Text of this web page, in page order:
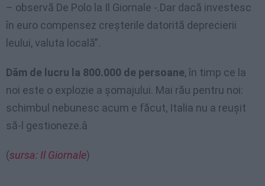
– observă De Polo la Il Giornale -.Dar dacă investesc
în euro compensez creşterile datorită deprecierii
leului, valuta locală”.
Dăm de lucru la 800.000 de persoane, în timp ce la
noi este o explozie a şomajului. Mai rău pentru noi:
schimbul nebunesc acum e făcut, Italia nu a reuşit
să-l gestioneze.â
(sursa: Il Giornale)